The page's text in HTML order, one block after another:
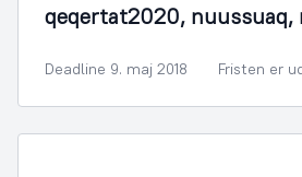
qeqertat2020, nuussuaq,
Deadline 9. maj 2018 Fristen er